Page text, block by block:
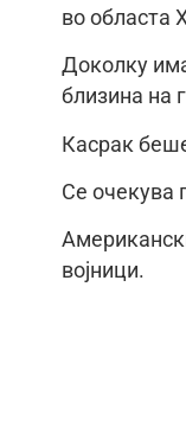
во областа
Доколку
близина на
Касрак
Се очекува
војници.